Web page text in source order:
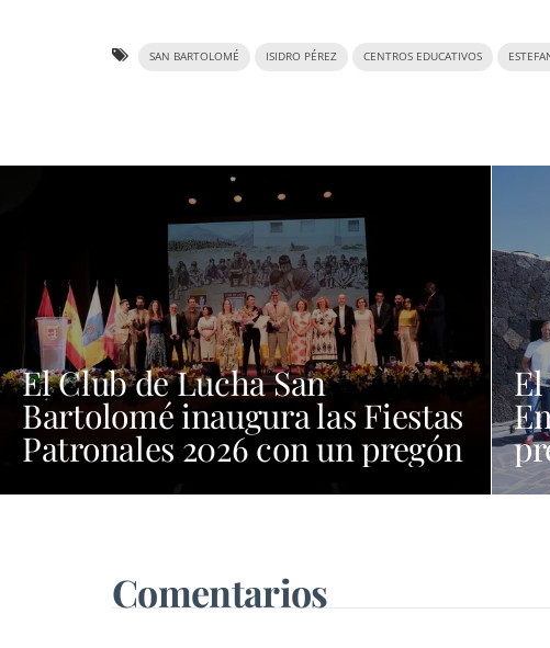
SAN BARTOLOMÉ ISIDRO PÉREZ CENTROS EDUCATIVOS
El Club de Lucha San
Bartolomé inaugura las Fiestas
Patronales 2026 con un pregón
cargado de emoción y orgullo
Comentarios